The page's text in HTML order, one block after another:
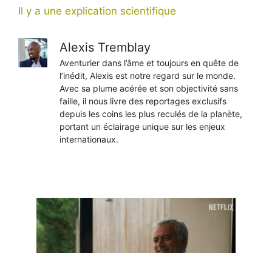
Il y a une explication scientifique
Alexis Tremblay
Aventurier dans l’âme et toujours en quête de
l’inédit, Alexis est notre regard sur le monde.
Avec sa plume acérée et son objectivité sans
faille, il nous livre des reportages exclusifs
depuis les coins les plus reculés de la planète,
portant un éclairage unique sur les enjeux
internationaux.